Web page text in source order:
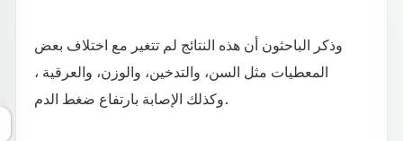
وذكر الباحثون أن هذه النتائج لم تتغير مع اختلاف بعض
المعطيات مثل السن، والتدخين، والوزن، والعرقية ،
وكذلك الإصابة بارتفاع ضغط الدم.